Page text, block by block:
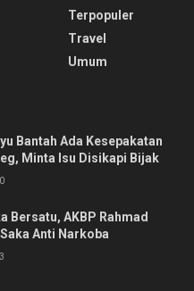
Terpopuler
Travel
Umum
Bantah Ada Kesepakatan
Minta Isu Disikapi Bijak
Bersatu, AKBP Rahmad
Anti Narkoba